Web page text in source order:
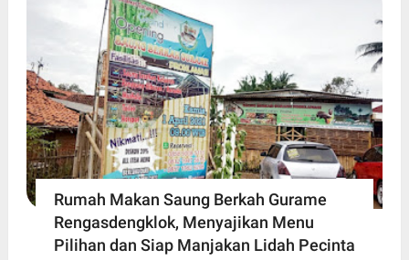
Rumah Makan Saung Berkah Gurame
Rengasdengklok, Menyajikan Menu
Pilihan dan Siap Manjakan Lidah Pecinta